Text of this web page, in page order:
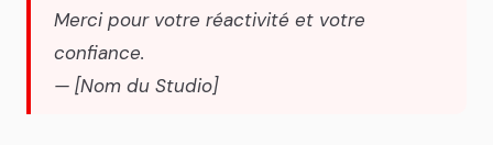
Merci pour votre réactivité et votre
confiance.
— [Nom du Studio]